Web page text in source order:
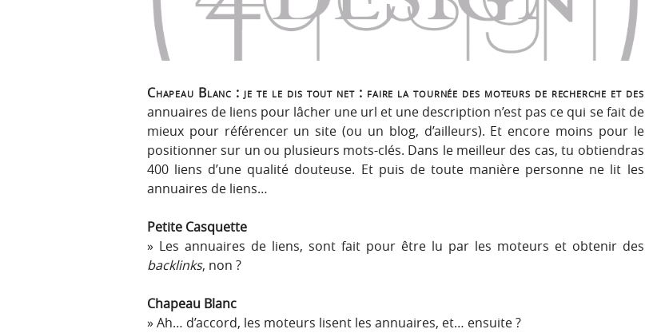
Chapeau Blanc : je te le dis tout net : faire la tournée des moteurs de recherche et des
annuaires de liens pour lâcher une url et une description n’est pas ce qui se fait de
mieux pour référencer un site (ou un blog, d’ailleurs). Et encore moins pour le
positionner sur un ou plusieurs mots-clés. Dans le meilleur des cas, tu obtiendras
400 liens d’une qualité douteuse. Et puis de toute manière personne ne lit les
annuaires de liens…
Petite Casquette
Les annuaires de liens, sont fait pour être lu par les moteurs et obtenir des
backlinks, non ?
Chapeau Blanc
Ah… d’accord, les moteurs lisent les annuaires, et… ensuite ?